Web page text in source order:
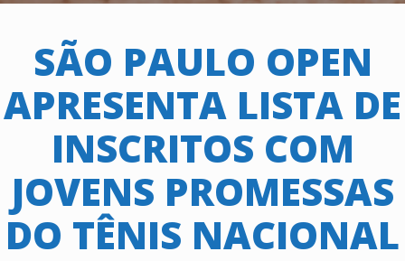
SÃO PAULO OPEN
APRESENTA LISTA DE
INSCRITOS COM
JOVENS PROMESSAS
DO TÊNIS NACIONAL